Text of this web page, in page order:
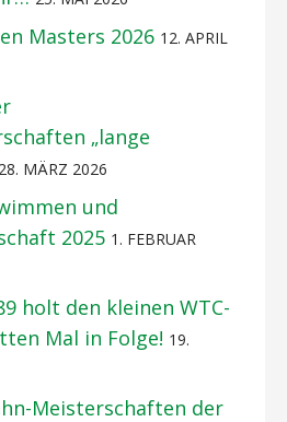
Masters 2026 12. APRIL
„lange
28. MÄRZ 2026
und
2025 1. FEBRUAR
holt den kleinen WTC-
Mal in Folge! 19.
Meisterschaften der